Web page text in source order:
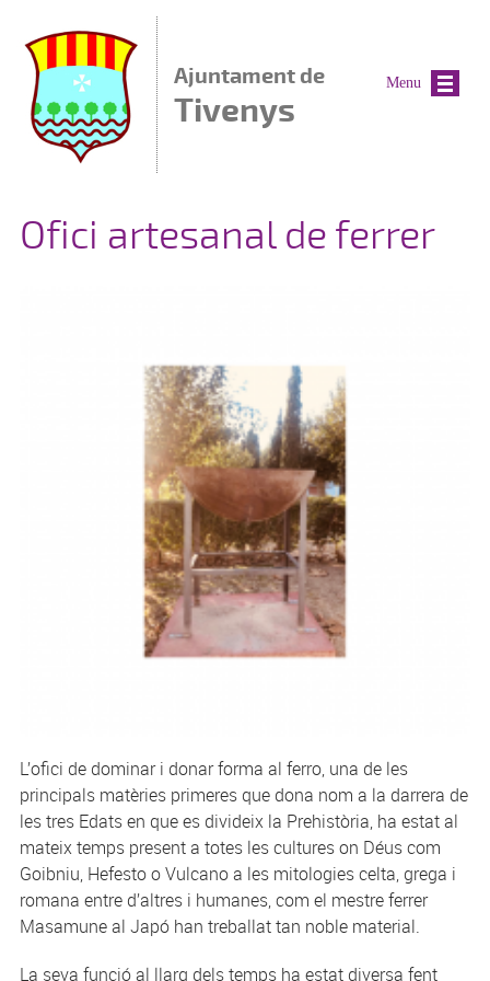
Ajuntament de
Tivenys
Ofici artesanal de ferrer
L’ofici de dominar i donar forma al ferro, una de les
principals matèries primeres que dona nom a la darrera de
les tres Edats en que es divideix la Prehistòria, ha estat al
mateix temps present a totes les cultures on Déus com
Goibniu, Hefesto o Vulcano a les mitologies celta, grega i
romana entre d’altres i humanes, com el mestre ferrer
Masamune al Japó han treballat tan noble material.
La seva funció al llarg dels temps ha estat diversa fent
Menu